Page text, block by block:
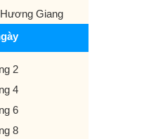
Giang
2
4
6
8